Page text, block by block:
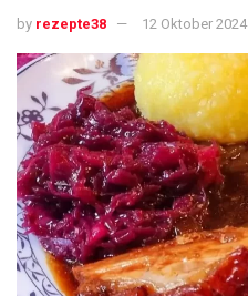
by rezepte38 12 Oktober 2024